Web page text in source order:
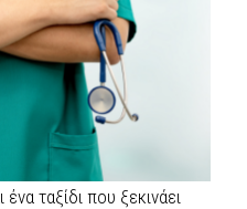
ταξίδι που ξεκινάει